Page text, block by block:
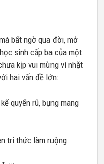
bất ngờ qua đời, mở
sinh cấp ba của một
kịp vui mừng vì nhặt
hai vấn đề lớn:
quyến rũ, bụng mang
tri thức làm ruộng.